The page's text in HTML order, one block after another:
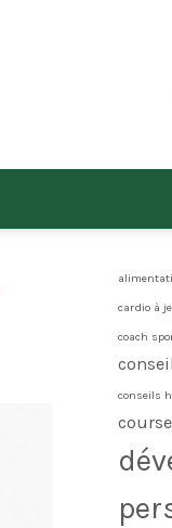
cardio à
coach
conseils